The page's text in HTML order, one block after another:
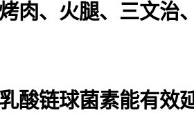
肉、火腿、三文治
酸链球菌素能有效